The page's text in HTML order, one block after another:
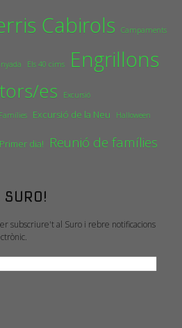
Cabirols Campaments
Els 40 cims Engrillons
es Excursió
Excursió de la Neu Halloween
Primer dia! Reunió de famílies
subscriure't al Suro i rebre notificacions